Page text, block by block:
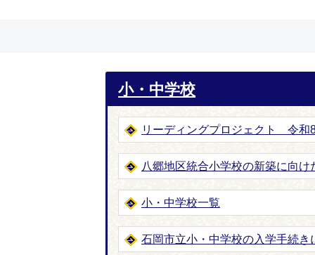
小・中学校
リーディングプロジェクト 令和
八郷地区統合小学校の新築に向け
小・中学校一覧
石岡市立小・中学校の入学手続き